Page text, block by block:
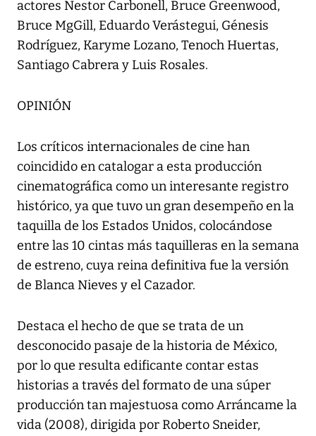
actores Nestor Carbonell, Bruce Greenwood,
Bruce MgGill, Eduardo Verástegui, Génesis
Rodríguez, Karyme Lozano, Tenoch Huertas,
Santiago Cabrera y Luis Rosales.
OPINIÓN
Los críticos internacionales de cine han
coincidido en catalogar a esta producción
cinematográfica como un interesante registro
histórico, ya que tuvo un gran desempeño en la
taquilla de los Estados Unidos, colocándose
entre las 10 cintas más taquilleras en la semana
de estreno, cuya reina definitiva fue la versión
de Blanca Nieves y el Cazador.
Destaca el hecho de que se trata de un
desconocido pasaje de la historia de México,
por lo que resulta edificante contar estas
historias a través del formato de una súper
producción tan majestuosa como Arráncame la
vida (2008), dirigida por Roberto Sneider,